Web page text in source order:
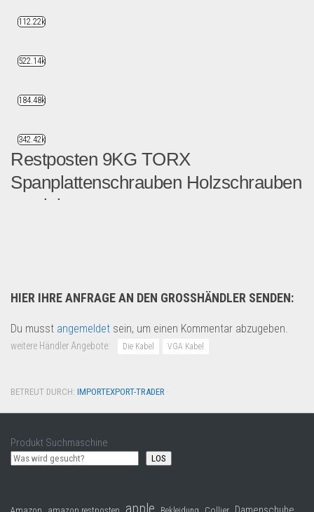
Restposten 9KG TORX
Spanplattenschrauben Holzschrauben
verzinkt
HIER IHRE ANFRAGE AN DEN GROSSHÄNDLER SENDEN:
Du musst angemeldet sein, um einen Kommentar abzugeben.
weitere Händler Angebote: Die Kabel VGA Kabel
BETREUT DURCH: IMPORTEXPORT-TRADER ·
Produkt Suchmaschine
LOS
112.22k
522.14k
184.48k
342.42k